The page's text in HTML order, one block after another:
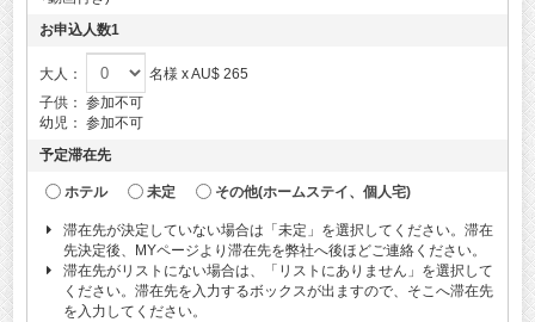
お申込人数1
大人：
名様 x AU$ 265
子供： 参加不可
幼児： 参加不可
予定滞在先
ホテル 未定 その他(ホームステイ、個人宅)
滞在先が決定していない場合は「未定」を選択してください。滞在
先決定後、MYページより滞在先を弊社へ後ほどご連絡ください。
滞在先がリストにない場合は、「リストにありません」を選択して
ください。滞在先を入力するボックスが出ますので、そこへ滞在先
を入力してください。